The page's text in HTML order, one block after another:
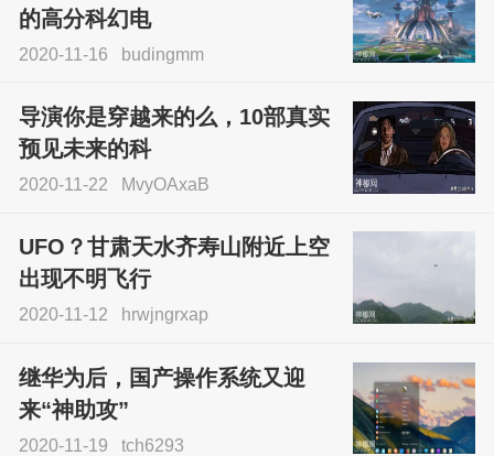
的高分科幻电
2020-11-16 budingmm
导演你是穿越来的么，10部真实
预见未来的科
2020-11-22 MvyOAxaB
UFO？甘肃天水齐寿山附近上空
出现不明飞行
2020-11-12 hrwjngrxap
继华为后，国产操作系统又迎
来“神助攻”
2020-11-19 tch6293